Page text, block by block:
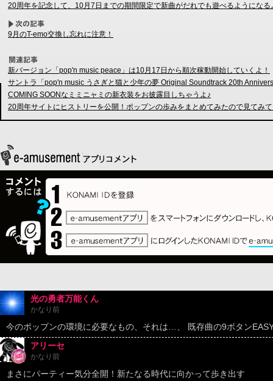
20周年を記念して、10月7日までの期間限定で新曲がだれでも遊べるようになる
9月のT-emo交換し忘れに注意！
新バージョン「pop'n music peace」は10月17日から順次稼動開始していくよ！
サントラ「pop'n music うさぎと猫と少年の夢 Original Soundtrack 20th
COMING SOONなミミニャミの新衣装をお披露目しちゃうよ♪
20周年サイトにヒストリーを公開！ポップンの歩みをまとめてみたので見てみ
光の勇者万能くん
かなり前
今のポップンの環境に必要なもの、それは…、 既存曲の9ボタン
アリーセ
かなり前
まさにパーティー気分全開！新たなる時代に向かって歩き出す